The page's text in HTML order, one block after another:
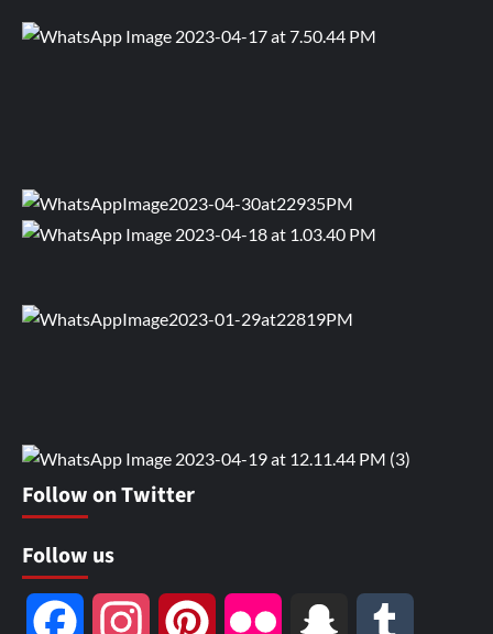
Follow on Twitter
Follow us
Facebook Instagram Pinterest Flickr Snapchat